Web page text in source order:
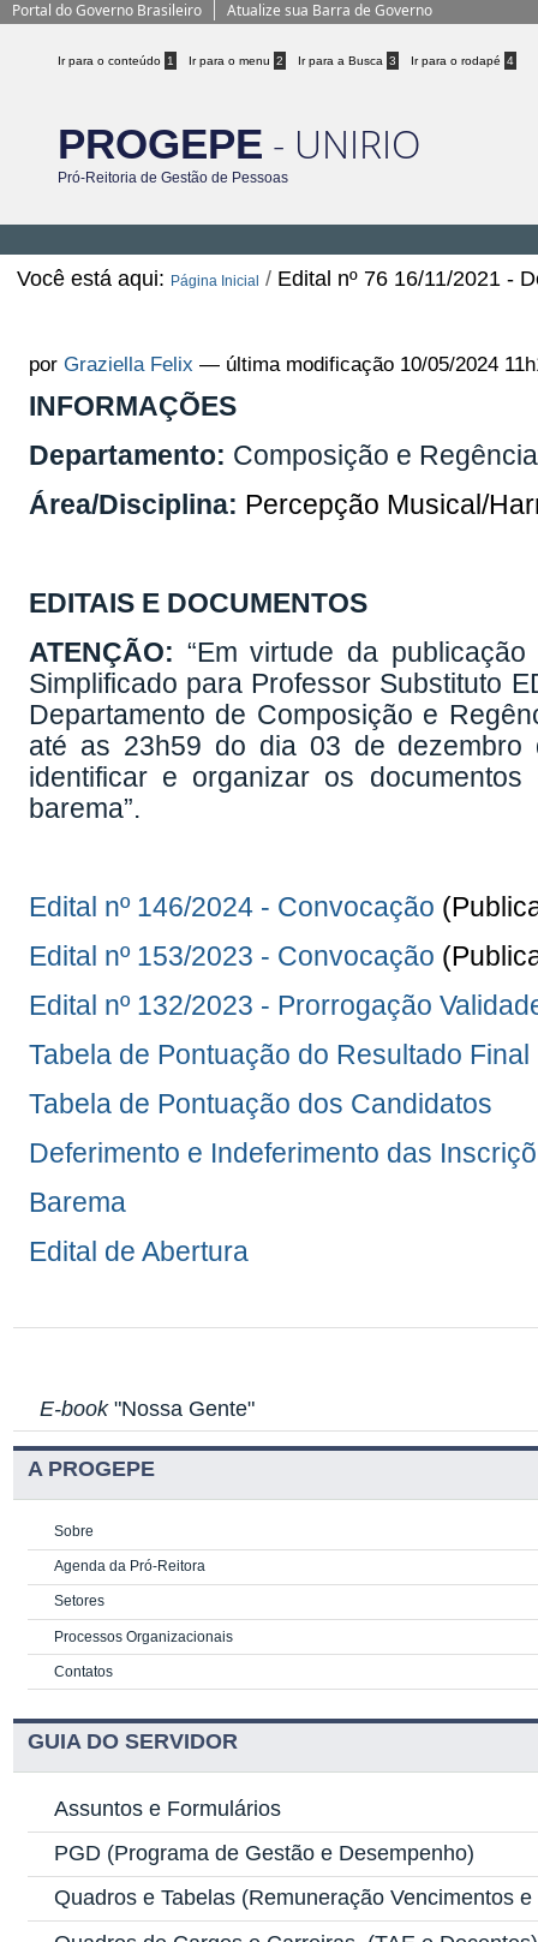
Portal do Governo Brasileiro Atualize sua Barra de Governo
Ir para o conteúdo 1 Ir para o menu 2 Ir para a Busca 3 Ir para o rodapé 4
PROGEPE - UNIRIO
Pró-Reitoria de Gestão de Pessoas
Você está aqui: Página Inicial / Edital nº 76 16/11/2021 -
porGraziella Felix — última modificação 10/05/2024
INFORMAÇÕES
Departamento: Composição e Regência
Área/Disciplina: Percepção Musical/
EDITAIS E DOCUMENTOS
ATENÇÃO: “Em virtude da
Simplificado para Professor Substituto
Departamento de Composição e
até as 23h59 do dia 03 de dezembro
identificar e organizar os
barema”.
Edital nº 146/2024 - Convocação
Edital nº 153/2023 - Convocação
Edital nº 132/2023 - Prorrogação
Tabela de Pontuação do Resultado Final
Tabela de Pontuação dos Candidatos
Deferimento e Indeferimento das
Barema
Edital de Abertura
E-book"Nossa Gente"
A PROGEPE
Sobre
Agenda da Pró-Reitora
Setores
Processos Organizacionais
Contatos
GUIA DO SERVIDOR
Assuntos e Formulários
PGD (Programa de Gestão e Desempenho)
Quadros e Tabelas (Remuneração Vencimentos